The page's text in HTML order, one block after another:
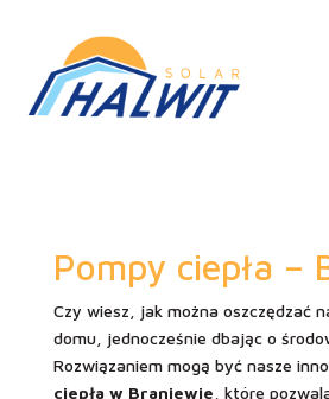
Pompy ciepła –
Czy wiesz, jak można oszczędzać
domu, jednocześnie dbając o
Rozwiązaniem mogą być nasze
ciepła w Braniewie , które